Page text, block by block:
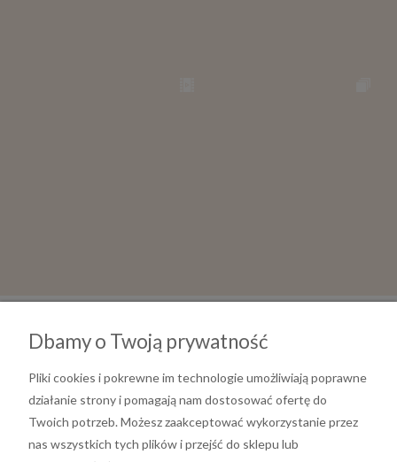
Dbamy o Twoją prywatność
Pliki cookies i pokrewne im technologie umożliwiają poprawne
działanie strony i pomagają nam dostosować ofertę do
Twoich potrzeb. Możesz zaakceptować wykorzystanie przez
nas wszystkich tych plików i przejść do sklepu lub